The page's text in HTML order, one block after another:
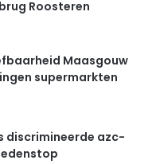
Roosteren
Maasgouw
supermarkten
discrimineerde azc-